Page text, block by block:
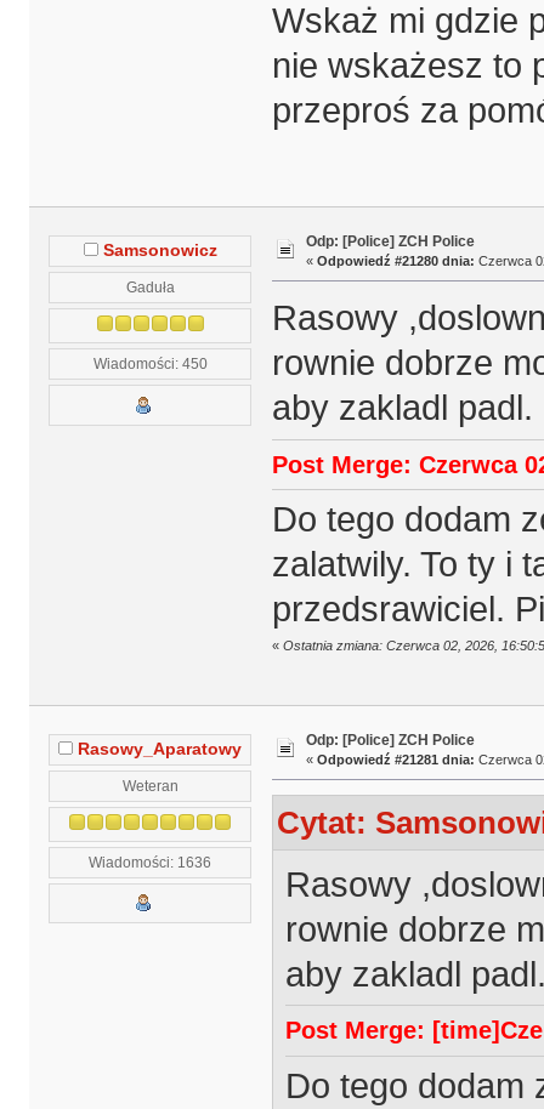
Wskaż mi gdzie
nie wskażesz to
przeproś za
Samsonowicz
Gaduła
Wiadomości: 450
Odp: [Police] ZCH Police
« Odpowiedź #21280 dnia: Czerwca
Rasowy
rownie dobrze
aby zakladl padl.
Post Merge: Czerwca
Do tego dodam
zalatwily. To ty i
przedsrawiciel.
« Ostatnia zmiana: Czerwca 02, 2026,
Rasowy_Aparatowy
Weteran
Wiadomości: 1636
Odp: [Police] ZCH Police
« Odpowiedź #21281 dnia: Czerwca
Cytat:
Rasowy
rownie dobrze
aby zakladl
Post Merge:
Do tego dodam